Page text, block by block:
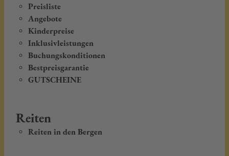
Preisliste
Angebote
Kinderpreise
Inklusivleistungen
Buchungskonditionen
Bestpreisgarantie
GUTSCHEINE
Reiten
Reiten in den Bergen